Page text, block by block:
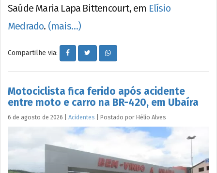
Saúde Maria Lapa Bittencourt, em Elísio
Medrado. (mais…)
Compartilhe via:
Motociclista fica ferido após acidente
entre moto e carro na BR-420, em Ubaíra
6 de agosto de 2026 Acidentes Postado por Hélio Alves